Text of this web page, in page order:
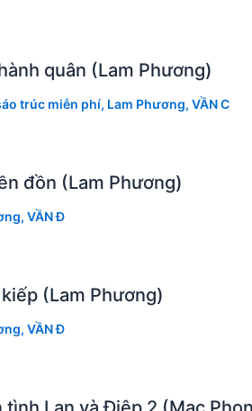
quân (Lam Phương)
trúc miễn phí, Lam Phương, VẦN C
đồn (Lam Phương)
, VẦN Đ
(Lam Phương)
, VẦN Đ